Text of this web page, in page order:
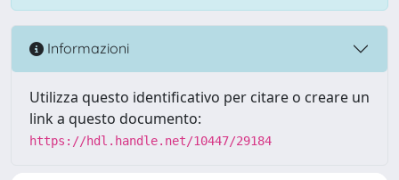
Informazioni
Utilizza questo identificativo per citare o creare un
link a questo documento:
https://hdl.handle.net/10447/29184